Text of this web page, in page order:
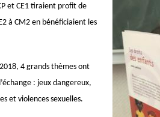
et CE1 tiraient profit de
à CM2 en bénéficiaient les
4 grands thèmes ont
: jeux dangereux,
et violences sexuelles.